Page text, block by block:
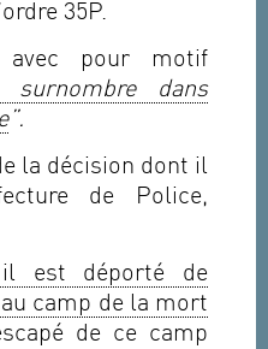
35P.
avec pour motif
surnombre dans
”.
la décision dont il
de Police,
est déporté de
camp de la mort
de ce camp